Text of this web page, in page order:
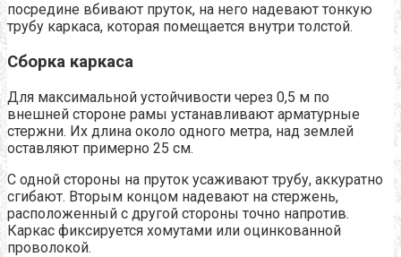
посредине вбивают пруток, на него надевают тонкую
трубу каркаса, которая помещается внутри толстой.
Сборка каркаса
Для максимальной устойчивости через 0,5 м по
внешней стороне рамы устанавливают арматурные
стержни. Их длина около одного метра, над землей
оставляют примерно 25 см.
С одной стороны на пруток усаживают трубу, аккуратно
сгибают. Вторым концом надевают на стержень,
расположенный с другой стороны точно напротив.
Каркас фиксируется хомутами или оцинкованной
проволокой.